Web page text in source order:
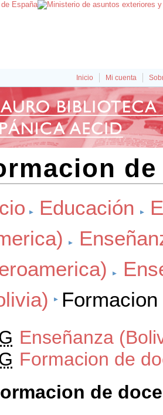
Inicio Mi cuenta
Educación
Enseñanza
Formacion de
de